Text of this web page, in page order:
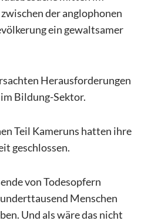
der anglophonen
ein gewaltsamer
Herausforderungen
Bildung-Sektor.
Teil Kameruns hatten ihre
geschlossen.
von Todesopfern
Menschen
Und als wäre das nicht